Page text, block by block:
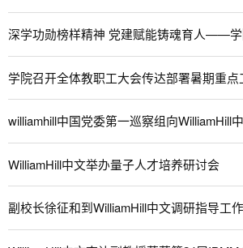
学院召开全体教职工大会传达部署暑期重点
WilliamHill中文举办量子人才培养研讨会
副校长徐征和到WilliamHill中文调研指导工作